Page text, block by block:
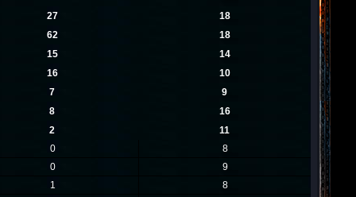
27
18
62
18
15
14
16
10
7
9
8
16
2
11
0
8
0
9
1
8